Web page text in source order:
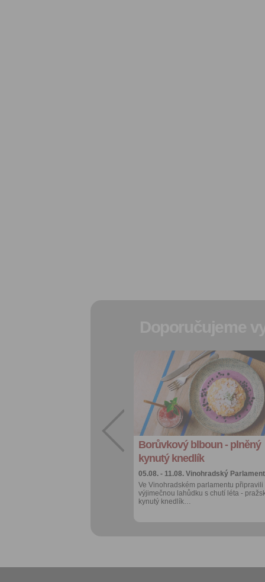
Borůvkový blboun - plněný
kynutý knedlík
05.08. - 11.08. Vinohradský Parlament
Ve Vinohradském parlamentu připravili
výjimečnou lahůdku s chutí léta -
kynutý knedlík…
Přidat do
oblíbených
Sdílet:
Facebook
export do
kalendáře
Více výhod pro
přihlášené